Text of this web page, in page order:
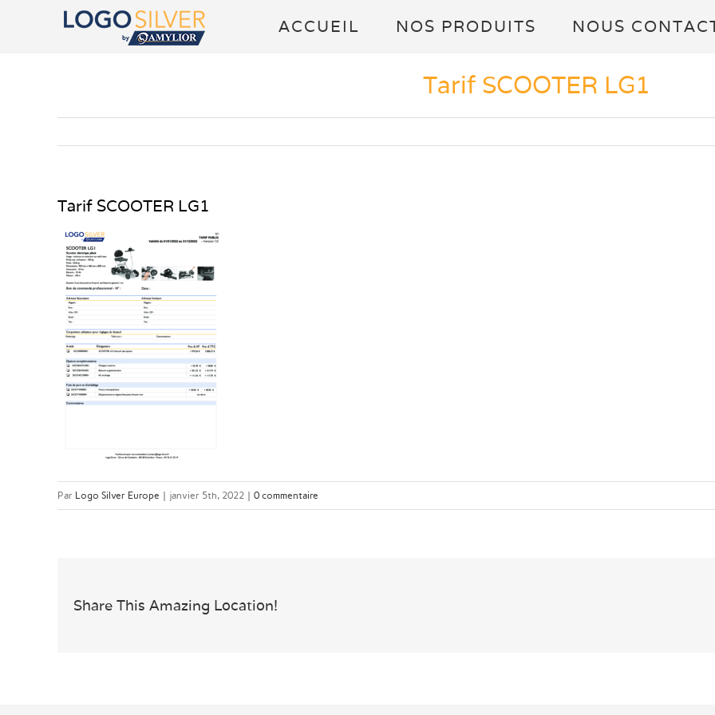
ACCUEIL NOS PRODUITS NOUS
Tarif SCOOTER LG1
Tarif SCOOTER LG1
Par Logo Silver Europe | janvier 5th, 2022 | 0 commentaire
Share This Amazing Location!